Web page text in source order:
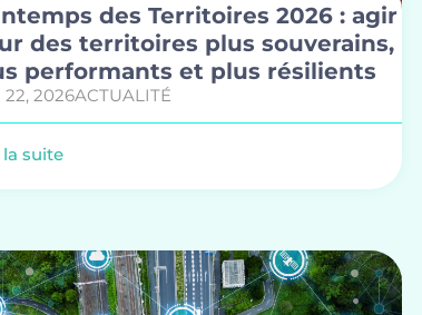
des Territoires 2026 : agir
des territoires plus souverains,
performants et plus résilients
22, 2026ACTUALITÉ
la suite